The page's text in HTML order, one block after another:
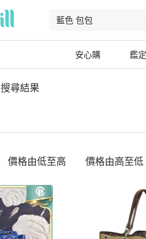
安心購 鑑
搜尋結果
價格由低至高 價格由高至低